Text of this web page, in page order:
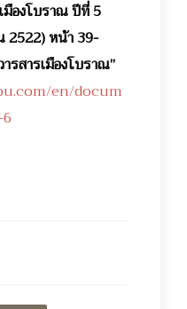
มืองโบราณ ปีที่ 5
2522) หน้า 39-
รสารเมืองโบราณ”
en/docum